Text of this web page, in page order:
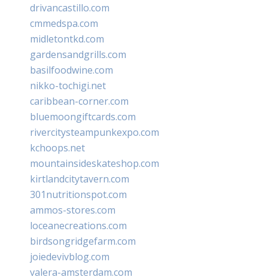
drivancastillo.com
cmmedspa.com
midletontkd.com
gardensandgrills.com
basilfoodwine.com
nikko-tochigi.net
caribbean-corner.com
bluemoongiftcards.com
rivercitysteampunkexpo.com
kchoops.net
mountainsideskateshop.com
kirtlandcitytavern.com
301nutritionspot.com
ammos-stores.com
loceanecreations.com
birdsongridgefarm.com
joiedevivblog.com
valera-amsterdam.com